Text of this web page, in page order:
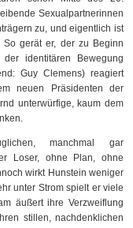
Sexualpartnerinnen
zu, und eigentlich ist
So gerät er, der zu Beginn
identitären Bewegung
Guy Clemens) reagiert
neuen Präsidenten der
unterwürfige, kaum dem
manchmal gar
Loser, ohne Plan, ohne
wirkt Hunstein weniger
unter Strom spielt er viele
äußert ihre Verzweiflung
stillen, nachdenklichen